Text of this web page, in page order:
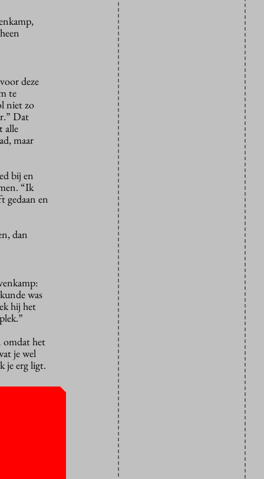
deze
te
niet zo
Dat
alle
maar
bij en
“Ik
gedaan en
dan
was
hij het
omdat het
je wel
je erg ligt.
die
de helft